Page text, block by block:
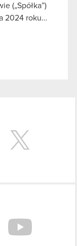
(„Spółka”)
2024 roku…